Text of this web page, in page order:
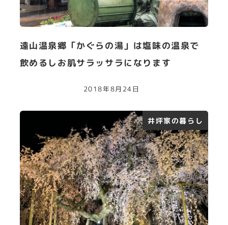
遠山温泉郷「かぐらの湯」は塩味の温泉で
飲めるしお肌サラッサラになります
2018年8月24日
井坪家の暮らし